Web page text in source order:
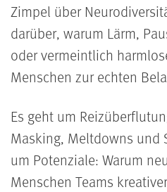
Zimpel über
darüber, warum Lärm,
oder vermeintlich
Menschen zur echten
Es geht um
Masking, Meltdowns und
um Potenziale: Warum
Menschen Teams